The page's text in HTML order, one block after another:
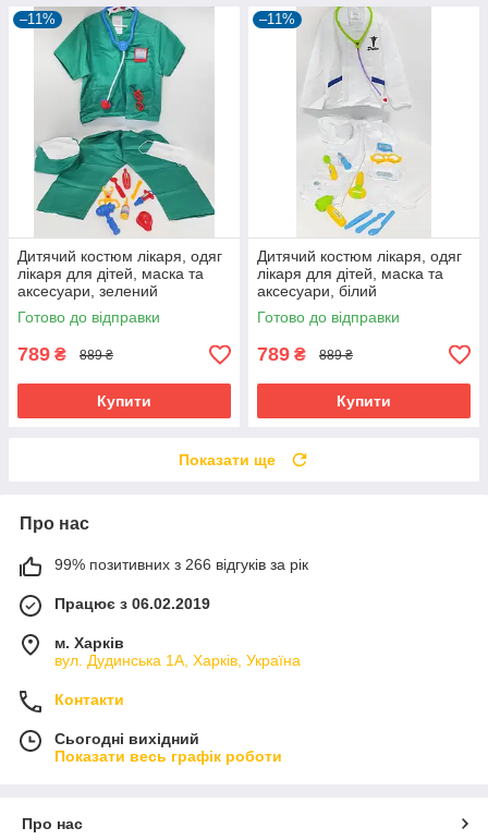
–11%
Дитячий костюм лікаря, одяг
лікаря для дітей, маска та
аксесуари, зелений
Готово до відправки
789 ₴ 889 ₴
Купити
–11%
Дитячий костюм лікаря, одяг
лікаря для дітей, маска та
аксесуари, білий
Готово до відправки
789 ₴ 889 ₴
Купити
Показати ще
Про нас
99% позитивних з 266 відгуків за рік
Працює з 06.02.2019
м. Харків
вул. Дудинська 1А, Харків, Україна
Контакти
Сьогодні вихідний
Показати весь графік роботи
Про нас